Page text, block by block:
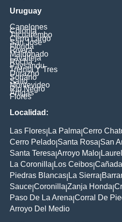
Uruguay
Canelones
Colonia
Tacuarembo
Cerro Largo
San Jose
Florida
Rivera
Maldonado
Lavalleja
Rocha
Paysandu
Treinta Y Tres
Durazno
Soriano
Salto
Montevideo
Rio Negro
Artigas
Flores
Localidad:
Las Flores La Palma Cerro
Cerro Pelado Santa Rosa San
Santa Teresa Arroyo Malo
La Coronilla Los Ceibos
Piedras Blancas La Sierra
Sauce Coronilla Zanja Honda
Paso De La Arena Corral De
Arroyo Del Medio